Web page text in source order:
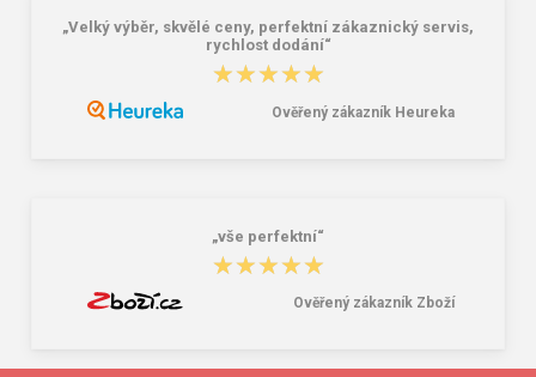
„Velký výběr, skvělé ceny, perfektní zákaznický servis,
rychlost dodání“
★★★★★
★★★★★
Ověřený zákazník Heureka
„vše perfektní“
★★★★★
★★★★★
Ověřený zákazník Zboží